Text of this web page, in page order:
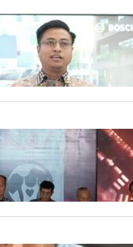
Baru
IKM Alas Kaki